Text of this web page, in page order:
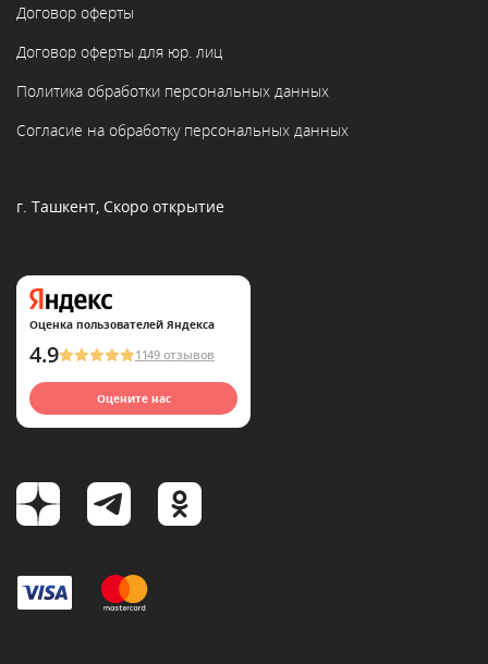
Договор оферты
Договор оферты для юр. лиц
Политика обработки персональных данных
Согласие на обработку персональных данных
г. Ташкент, Скоро открытие
Оценка пользователей Яндекса
4.9 1149 отзывов
Оцените нас